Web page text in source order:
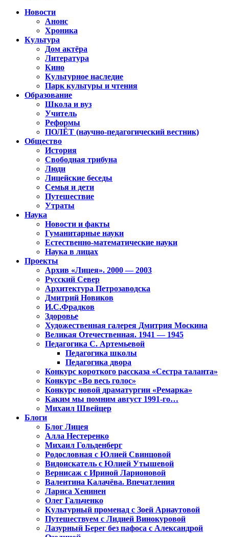
Новости
Анонс
Хроника
Культура
Дом актёра
Литература
Кино
Культурное наследие
Парк культуры и чтения
Образование
Школа и вуз
Учитель
Реформы
ПОЛЁТ (научно-педагогический вестник)
Общество
История
Свободная трибуна
Люди
Лицейские беседы
Семья и дети
Путешествие
Утраты
Наука
Новости и факты
Гуманитарные науки
Естественно-математические науки
Наука в лицах
Проекты
Архив «Лицея». 2000 — 2003
Русский Север
Архитектура Петрозаводска
Дмитрий Новиков
И.С.Фрадков
Здоровье
Художественная галерея Дмитрия Москина
Великая Отечественная. 1941 — 1945
Педагогика С. Артемьевой
Педагогика школы
Педагогика двора
Конкурс короткого рассказа «Сестра таланта»
Конкурс «Во весь голос»
Конкурс новой драматургии «Ремарка»
Каким мы помним август 1991-го…
Михаил Швейцер
Блоги
Блог Лицея
Алла Нестеренко
Михаил Гольденберг
Родословная с Юлией Свинцовой
Видоискатель с Юлией Утышевой
Вернисаж с Ириной Ларионовой
Валентина Калачёва. Впечатления
Лариса Хенинен
Олег Гальченко
Культурный променад с Зоей Арнаутовой
Путешествуем с Лидией Винокуровой
Лазурный Берег без пафоса с Александрой